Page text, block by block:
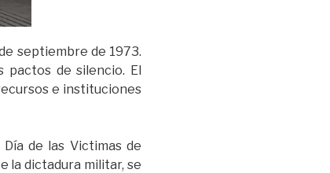
septiembre de 1973.
pactos de silencio. El
e instituciones
de las Victimas de
la dictadura militar, se